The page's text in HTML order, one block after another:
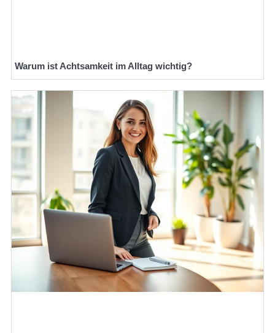
Warum ist Achtsamkeit im Alltag wichtig?